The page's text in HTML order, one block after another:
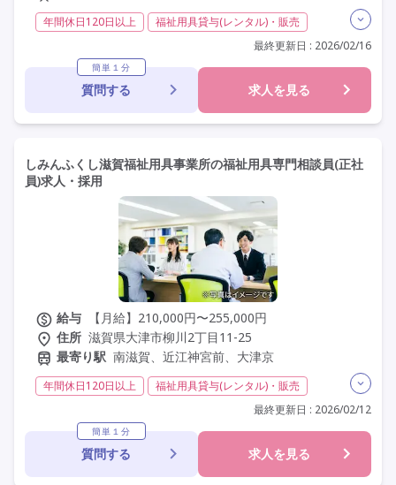
年間休日120日以上
福祉用具貸与(レンタル)・販売
福祉用具専門相談員
その他
残業月20時間以内 常勤
社会保険完備
交通費支給
年間休日110日以上
学歴不問
最終更新日 : 2026/02/16
簡単１分
質問する 求人を見る
しみんふくし滋賀福祉用具事業所の福祉用具専門相談員(正社
員)求人・採用
給与
【月給】210,000円〜255,000円
住所 滋賀県大津市柳川2丁目11-25
最寄り駅 南滋賀、近江神宮前、大津京
年間休日120日以上
福祉用具貸与(レンタル)・販売
残業月20時間以内
社会保険完備 交通費支給
年間休日110日以上
学歴不問
定年60歳以上 定年65歳以上
車通勤可
最終更新日 : 2026/02/12
簡単１分
質問する 求人を見る